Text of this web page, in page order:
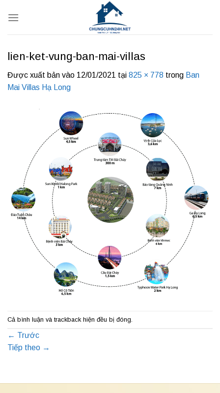
qua
lien-ket-vung-ban-mai-villas
Được xuất bản vào 12/01/2021 tại 825 × 778 trong Ban
Mai Villas Hạ Long
Cả bình luận và trackback hiện đều bị đóng.
← Trước
Tiếp theo →